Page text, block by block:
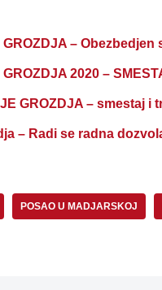
–
2020 –
GROZDJA – smestaj i
– Radi se radna
POSAO U MADJARSKOJ